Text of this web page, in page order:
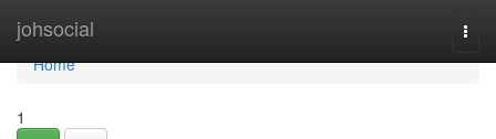
johsocial
Home
Home
1